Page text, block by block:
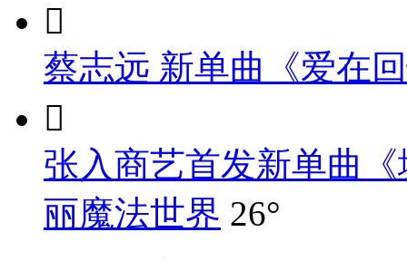

蔡志远 新单曲《爱在

张入商艺首发新单曲
丽魔法世界 26°